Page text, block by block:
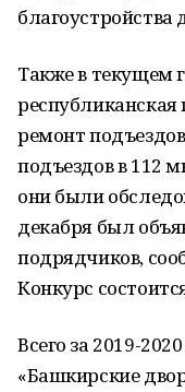
благоустройства
Также в текущем
ремонт
подъездов в 112
они были
декабря был
подрядчиков,
Конкурс
Всего за 2019-
«Башкирские